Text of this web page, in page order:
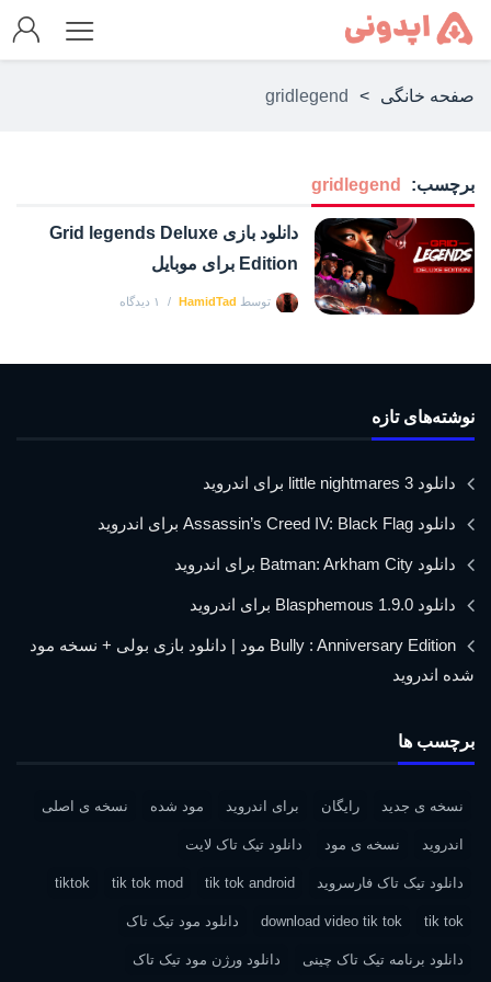
صفحه خانگی >
gridlegend
برچسب: gridlegend
دانلود بازی Grid legends Deluxe
Edition برای موبایل
توسط HamidTad ۱ دیدگاه
نوشته‌های تازه
دانلود little nightmares 3 برای اندروید
دانلود Assassin’s Creed IV: Black Flag برای اندروید
دانلود Batman: Arkham City برای اندروید
دانلود Blasphemous 1.9.0 برای اندروید
Bully : Anniversary Edition مود | دانلود بازی بولی + نسخه مود
شده اندروید
برچسب ها
نسخه ی جدید رایگان برای اندروید مود شده نسخه ی اصلی
اندروید نسخه ی مود دانلود تیک تاک لایت
دانلود تیک تاک فارسروید tik tok android
tik tok mod
tiktok
tik tok
download video tik tok دانلود مود تیک تاک
دانلود برنامه تیک تاک چینی دانلود ورژن مود تیک تاک